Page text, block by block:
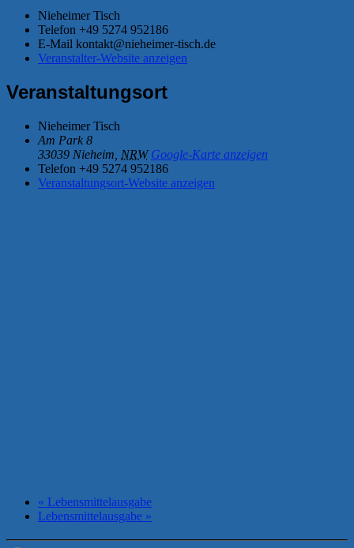
Nieheimer Tisch
Telefon +49 5274 952186
E-Mail kontakt@nieheimer-tisch.de
Veranstalter-Website anzeigen
Veranstaltungsort
Nieheimer Tisch
Am Park 8
33039 Nieheim NRW Google-Karte anzeigen
Telefon +49 5274 952186
Veranstaltungsort-Website anzeigen
« Lebensmittelausgabe
Lebensmittelausgabe »